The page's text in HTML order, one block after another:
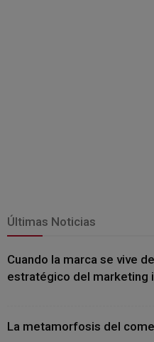
Últimas Noticias
Cuando la marca se vive
estratégico del marketing
La metamorfosis del